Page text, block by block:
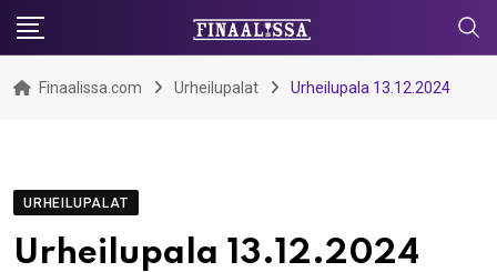
Skip
content
Finaalissa.com Urheilupalat Urheilupala 13.12.2024
URHEILUPALAT
Urheilupala 13.12.2024